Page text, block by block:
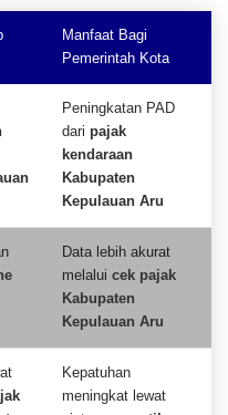
Manfaat Bagi
Pemerintah Kota
Peningkatan PAD
dari pajak
kendaraan
Kabupaten
Kepulauan Aru
Data lebih akurat
melalui cek pajak
Kabupaten
Kepulauan Aru
Kepatuhan
meningkat lewat